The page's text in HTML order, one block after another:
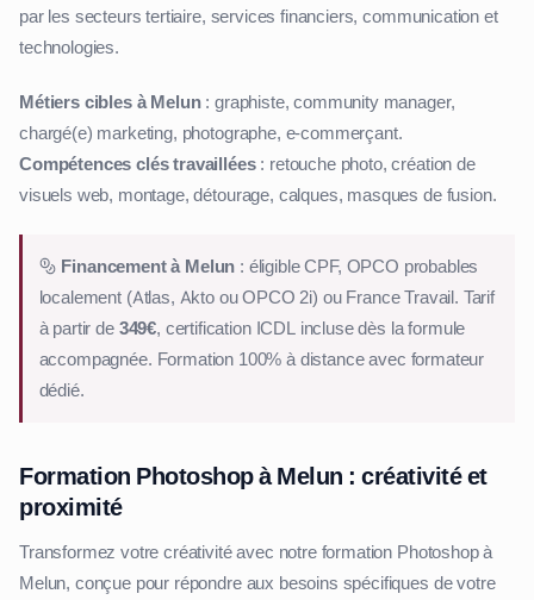
par les secteurs tertiaire, services financiers, communication et
technologies.
Métiers cibles à Melun: graphiste, community manager,
chargé(e) marketing, photographe, e-commerçant.
Compétences clés travaillées: retouche photo, création de
visuels web, montage, détourage, calques, masques de fusion.
Financement à Melun : éligible CPF, OPCO probables
localement (Atlas, Akto ou OPCO 2i) ou France Travail. Tarif
à partir de 349€, certification ICDL incluse dès la formule
accompagnée. Formation 100% à distance avec formateur
dédié.
Formation Photoshop à Melun : créativité et
proximité
Transformez votre créativité avec notre formation Photoshop à
Melun, conçue pour répondre aux besoins spécifiques de votre